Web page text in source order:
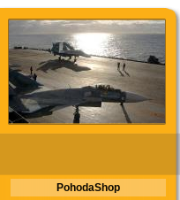
PohodaShop